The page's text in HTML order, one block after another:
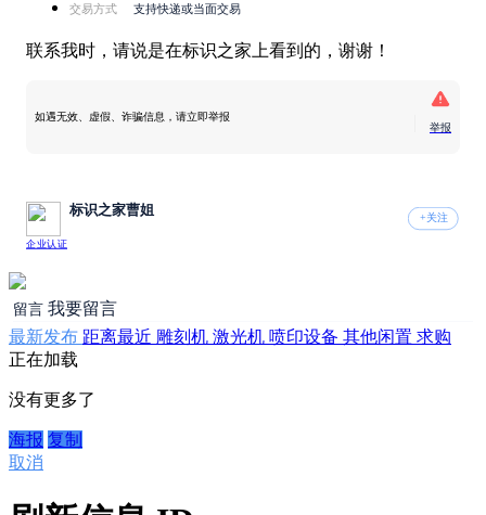
交易方式 支持快递或当面交易
联系我时，请说是在标识之家上看到的，谢谢！
如遇无效、虚假、诈骗信息，请立即举报
举报
+关注
标识之家曹姐
企业认证
留言 我要留言
最新发布 距离最近 雕刻机 激光机 喷印设备 其他闲置 求购
正在加载
没有更多了
海报 复制
取消